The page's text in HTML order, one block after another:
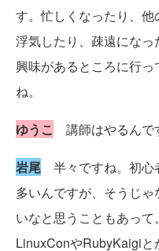
す。忙しくなったり、他
浮気したり、疎遠にな
興味があるところに行
ね。
ゆうこ 講師はやるんで
岩尾 半々ですね。初心
多いんですが、そうじ
いなと思うこともあって
LinuxConやRubyKaigiと